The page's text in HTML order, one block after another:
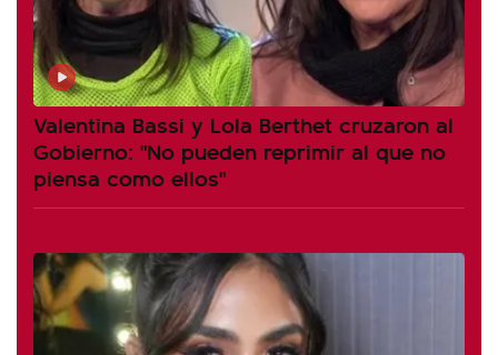
Valentina Bassi y Lola Berthet cruzaron al
Gobierno: "No pueden reprimir al que no
piensa como ellos"